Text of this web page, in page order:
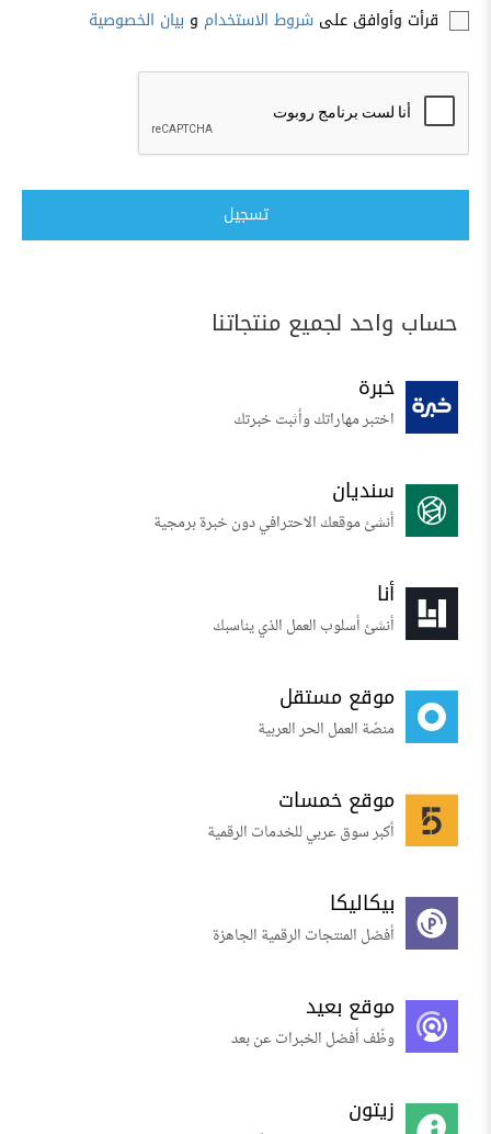
قرأت وأوافق على شروط الاستخدام و بيان الخصوصية
تسجيل
حساب واحد لجميع منتجاتنا
خبرة
اختبر مهاراتك وأثبت خبرتك
سنديان
أنشئ موقعك الاحترافي دون خبرة برمجية
أنا
أنشئ أسلوب العمل الذي يناسبك
موقع مستقل
منصّة العمل الحر العربية
موقع خمسات
أكبر سوق عربي للخدمات الرقمية
بيكاليكا
أفضل المنتجات الرقمية الجاهزة
موقع بعيد
وظّف أفضل الخبرات عن بعد
زيتون